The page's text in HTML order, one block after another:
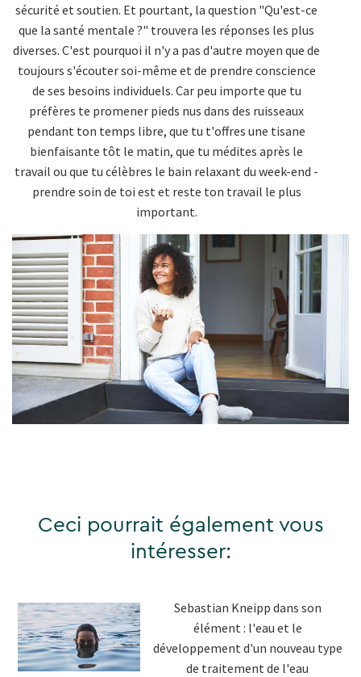
sécurité et soutien. Et pourtant, la question "Qu'est-ce
que la santé mentale ?" trouvera les réponses les plus
diverses. C'est pourquoi il n'y a pas d'autre moyen que de
toujours s'écouter soi-même et de prendre conscience
de ses besoins individuels. Car peu importe que tu
préfères te promener pieds nus dans des ruisseaux
pendant ton temps libre, que tu t'offres une tisane
bienfaisante tôt le matin, que tu médites après le
travail ou que tu célèbres le bain relaxant du week-end -
prendre soin de toi est et reste ton travail le plus
important.
Ceci pourrait également vous
intéresser:
Sebastian Kneipp dans son
élément : l'eau et le
développement d'un nouveau type
de traitement de l'eau